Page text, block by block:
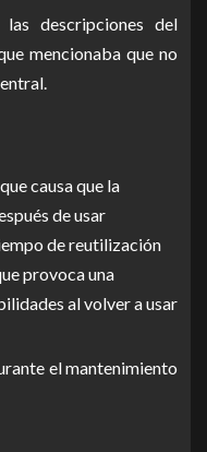
descripciones del
mencionaba que no
causa que la
de usar
de reutilización
provoca una
al volver a usar
el mantenimiento